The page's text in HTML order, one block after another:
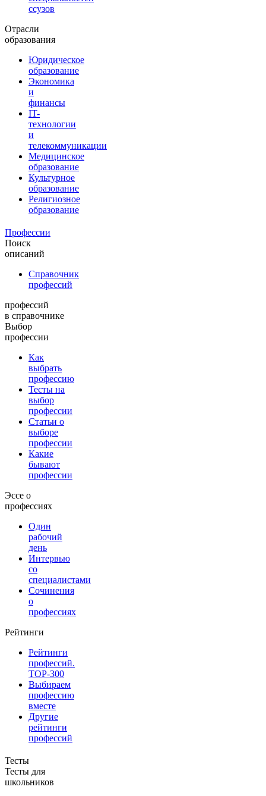
ссузов
Отрасли
образования
Юридическое
образование
Экономика
и
финансы
IT-
технологии
и
телекоммуникации
Медицинское
образование
Культурное
образование
Религиозное
образование
Профессии
Поиск
описаний
Справочник
профессий
профессий
в справочнике
Выбор
профессии
Как
выбрать
профессию
Тесты на
выбор
профессии
Статьи о
выборе
профессии
Какие
бывают
профессии
Эссе о
профессиях
Один
рабочий
день
Интервью
со
специалистами
Сочинения
о
профессиях
Рейтинги
Рейтинги
профессий.
TOP-300
Выбираем
профессию
вместе
Другие
рейтинги
профессий
Тесты
Тесты для
школьников